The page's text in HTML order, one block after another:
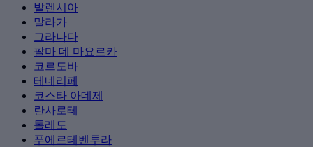
발렌시아
말라가
그라나다
팔마 데 마요르카
코르도바
테네리페
코스타 아데제
란사로테
톨레도
푸에르테벤투라